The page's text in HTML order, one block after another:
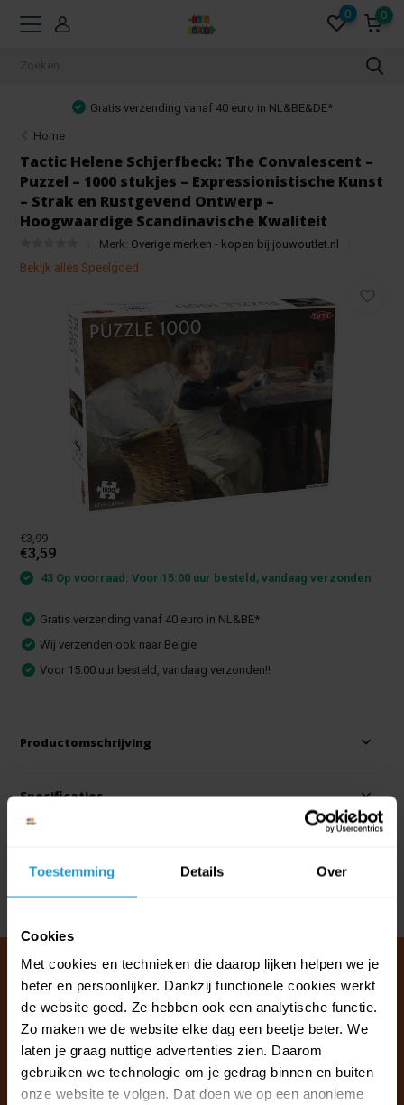
Toestemming Details Over
Cookies
Met cookies en technieken die daarop lijken helpen we je
beter en persoonlijker. Dankzij functionele cookies werkt
de website goed. Ze hebben ook een analytische functie.
Zo maken we de website elke dag een beetje beter. We
laten je graag nuttige advertenties zien. Daarom
gebruiken we technologie om je gedrag binnen en buiten
onze website te volgen. Dat doen we op een anonieme
0 0
Gratis verzending vanaf 40 euro in NL&BE&DE*
Home
Tactic Helene Schjerfbeck: The Convalescent –
Puzzel – 1000 stukjes – Expressionistische Kunst
– Strak en Rustgevend Ontwerp –
Hoogwaardige Scandinavische Kwaliteit
Merk: Overige merken - kopen bij jouwoutlet.nl
Bekijk alles Speelgoed
€3,99
€3,59
43 Op voorraad: Voor 15:00 uur besteld, vandaag verzonden
Gratis verzending vanaf 40 euro in NL&BE*
Wij verzenden ook naar Belgie
Voor 15.00 uur besteld, vandaag verzonden!!
Productomschrijving
Specificaties
Delen
Klantenservice & FAQ
Ma t/m vr van 09:30 - 16:00 telefonisch